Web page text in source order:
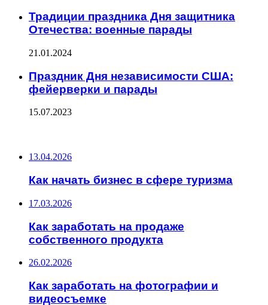
Традиции праздника Дня защитника
Отечества: военные парады
21.01.2024
Праздник Дня независимости США:
фейерверки и парады
15.07.2023
13.04.2026
Как начать бизнес в сфере туризма
17.03.2026
Как заработать на продаже
собственного продукта
26.02.2026
Как заработать на фотографии и
видеосъемке